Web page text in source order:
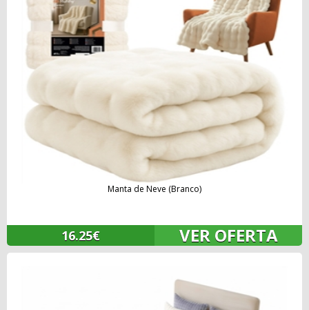
Manta de Neve (Branco)
16.25€ VER OFERTA